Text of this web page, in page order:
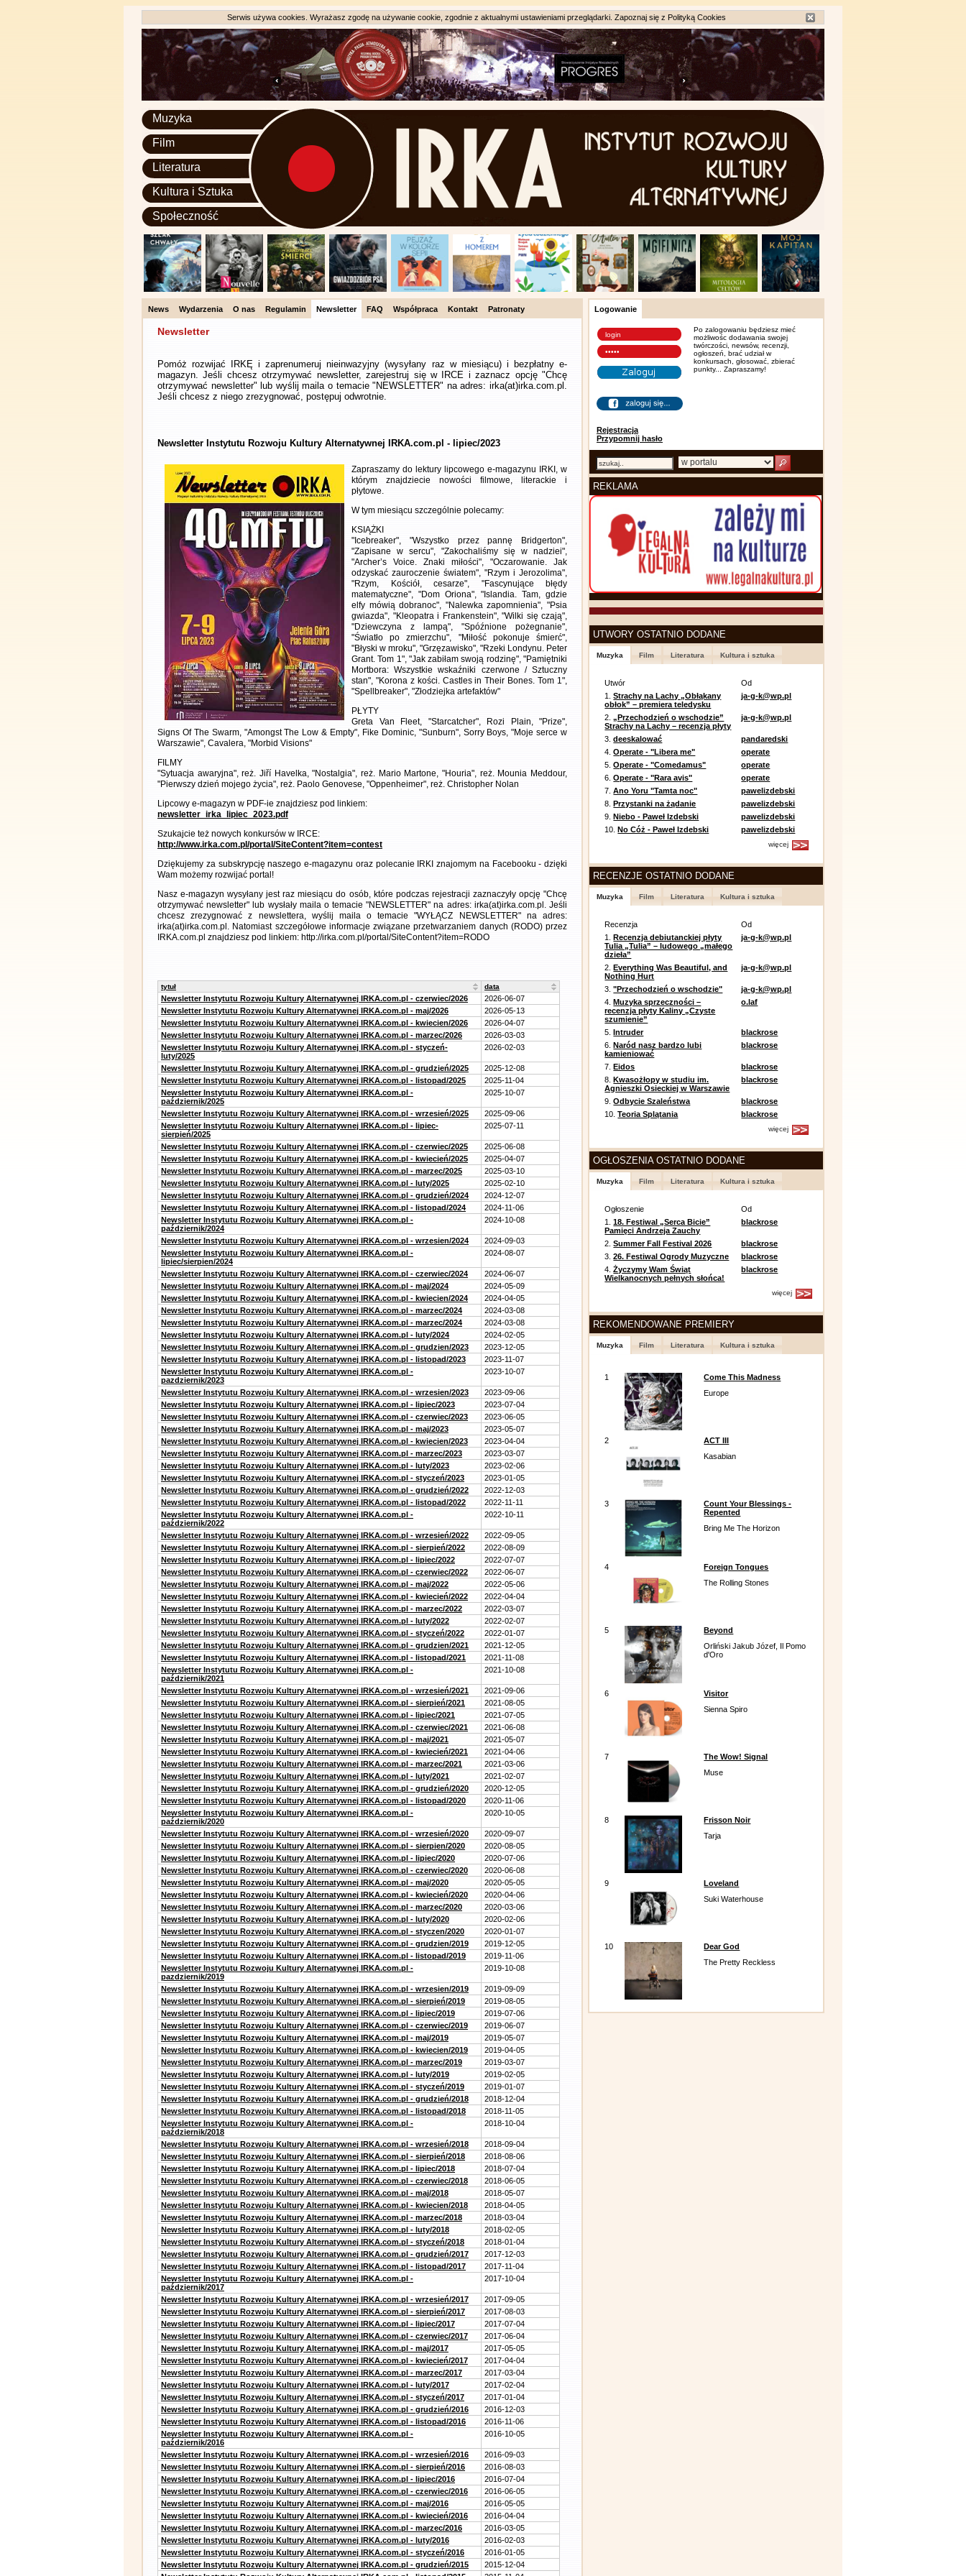
Serwis używa cookies. Wyrażasz zgodę na używanie cookie, zgodnie z aktualnymi ustawieniami przeglądarki. Zapoznaj się z Polityką Cookies
Muzyka
Film
Literatura
Kultura i Sztuka
Społeczność
News Wydarzenia O nas Regulamin Newsletter FAQ Współpraca Kontakt Patronaty
Newsletter
Pomóż rozwijać IRKĘ i zaprenumeruj nieinwazyjny (wysyłany raz w miesiącu) i bezpłatny e-
magazyn. Jeśli chcesz otrzymywać newsletter, zarejestruj się w IRCE i zaznacz opcję "Chcę
otrzymywać newsletter" lub wyślij maila o temacie "NEWSLETTER" na adres: irka(at)irka.com.pl.
Jeśli chcesz z niego zrezygnować, postępuj odwrotnie.
Newsletter Instytutu Rozwoju Kultury Alternatywnej IRKA.com.pl - lipiec/2023
Zapraszamy do lektury lipcowego e-magazynu IRKI, w
którym znajdziecie nowości filmowe, literackie i
płytowe.
W tym miesiącu szczególnie polecamy:
KSIĄŻKI
"Icebreaker", "Wszystko przez pannę Bridgerton",
"Zapisane w sercu", "Zakochaliśmy się w nadziei",
"Archer’s Voice. Znaki miłości", "Oczarowanie. Jak
odzyskać zauroczenie światem", "Rzym i Jerozolima",
"Rzym, Kościół, cesarze", "Fascynujące błędy
matematyczne", "Dom Oriona", "Islandia. Tam, gdzie
elfy mówią dobranoc", "Nalewka zapomnienia", "Psia
gwiazda", "Kleopatra i Frankenstein", "Wilki się czają",
"Dziewczyna z lampą", "Spóźnione pożegnanie",
"Światło po zmierzchu", "Miłość pokonuje śmierć",
"Błyski w mroku", "Grzęzawisko", "Rzeki Londynu. Peter
Grant. Tom 1", "Jak zabiłam swoją rodzinę", "Pamiętniki
Mortbora: Wszystkie wskaźniki czerwone / Sztuczny
stan", "Korona z kości. Castles in Their Bones. Tom 1",
"Spellbreaker", "Złodziejka artefaktów"
PŁYTY
Greta Van Fleet, "Starcatcher", Rozi Plain, "Prize",
Signs Of The Swarm, "Amongst The Low & Empty", Fike Dominic, "Sunburn", Sorry Boys, "Moje serce w
Warszawie", Cavalera, "Morbid Visions"
FILMY
"Sytuacja awaryjna", reż. Jiří Havelka, "Nostalgia", reż. Mario Martone, "Houria", reż. Mounia Meddour,
"Pierwszy dzień mojego życia", reż. Paolo Genovese, "Oppenheimer", reż. Christopher Nolan
Lipcowy e-magazyn w PDF-ie znajdziesz pod linkiem:
newsletter_irka_lipiec_2023.pdf
Szukajcie też nowych konkursów w IRCE:
http://www.irka.com.pl/portal/SiteContent?item=contest
Dziękujemy za subskrypcję naszego e-magazynu oraz polecanie IRKI znajomym na Facebooku - dzięki
Wam możemy rozwijać portal!
Nasz e-magazyn wysyłany jest raz miesiącu do osób, które podczas rejestracji zaznaczyły opcję "Chcę
otrzymywać newsletter" lub wysłały maila o temacie "NEWSLETTER" na adres: irka(at)irka.com.pl. Jeśli
chcesz zrezygnować z newslettera, wyślij maila o temacie "WYŁĄCZ NEWSLETTER" na adres:
irka(at)irka.com.pl. Natomiast szczegółowe informacje związane przetwarzaniem danych (RODO) przez
IRKA.com.pl znajdziesz pod linkiem: http://irka.com.pl/portal/SiteContent?item=RODO
tytuł data
Newsletter Instytutu Rozwoju Kultury Alternatywnej IRKA.com.pl - czerwiec/2026
2026-06-07
Newsletter Instytutu Rozwoju Kultury Alternatywnej IRKA.com.pl - maj/2026
2026-05-13
Newsletter Instytutu Rozwoju Kultury Alternatywnej IRKA.com.pl - kwiecien/2026
2026-04-07
Newsletter Instytutu Rozwoju Kultury Alternatywnej IRKA.com.pl - marzec/2026
2026-03-03
Newsletter Instytutu Rozwoju Kultury Alternatywnej IRKA.com.pl - styczeń-
luty/2025
2026-02-03
Newsletter Instytutu Rozwoju Kultury Alternatywnej IRKA.com.pl - grudzień/2025
2025-12-08
Newsletter Instytutu Rozwoju Kultury Alternatywnej IRKA.com.pl - listopad/2025
2025-11-04
Newsletter Instytutu Rozwoju Kultury Alternatywnej IRKA.com.pl -
październik/2025
2025-10-07
Newsletter Instytutu Rozwoju Kultury Alternatywnej IRKA.com.pl - wrzesień/2025
2025-09-06
Newsletter Instytutu Rozwoju Kultury Alternatywnej IRKA.com.pl - lipiec-
sierpień/2025
2025-07-11
Newsletter Instytutu Rozwoju Kultury Alternatywnej IRKA.com.pl - czerwiec/2025
2025-06-08
Newsletter Instytutu Rozwoju Kultury Alternatywnej IRKA.com.pl - kwiecień/2025
2025-04-07
Newsletter Instytutu Rozwoju Kultury Alternatywnej IRKA.com.pl - marzec/2025
2025-03-10
Newsletter Instytutu Rozwoju Kultury Alternatywnej IRKA.com.pl - luty/2025
2025-02-10
Newsletter Instytutu Rozwoju Kultury Alternatywnej IRKA.com.pl - grudzień/2024
2024-12-07
Newsletter Instytutu Rozwoju Kultury Alternatywnej IRKA.com.pl - listopad/2024
2024-11-06
Newsletter Instytutu Rozwoju Kultury Alternatywnej IRKA.com.pl -
październik/2024
2024-10-08
Newsletter Instytutu Rozwoju Kultury Alternatywnej IRKA.com.pl - wrzesien/2024
2024-09-03
Newsletter Instytutu Rozwoju Kultury Alternatywnej IRKA.com.pl -
lipiec/sierpien/2024
2024-08-07
Newsletter Instytutu Rozwoju Kultury Alternatywnej IRKA.com.pl - czerwiec/2024
2024-06-07
Newsletter Instytutu Rozwoju Kultury Alternatywnej IRKA.com.pl - maj/2024
2024-05-09
Newsletter Instytutu Rozwoju Kultury Alternatywnej IRKA.com.pl - kwiecien/2024
2024-04-05
Newsletter Instytutu Rozwoju Kultury Alternatywnej IRKA.com.pl - marzec/2024
2024-03-08
Newsletter Instytutu Rozwoju Kultury Alternatywnej IRKA.com.pl - marzec/2024
2024-03-08
Newsletter Instytutu Rozwoju Kultury Alternatywnej IRKA.com.pl - luty/2024
2024-02-05
Newsletter Instytutu Rozwoju Kultury Alternatywnej IRKA.com.pl - grudzien/2023
2023-12-05
Newsletter Instytutu Rozwoju Kultury Alternatywnej IRKA.com.pl - listopad/2023
2023-11-07
Newsletter Instytutu Rozwoju Kultury Alternatywnej IRKA.com.pl -
pazdziernik/2023
2023-10-07
Newsletter Instytutu Rozwoju Kultury Alternatywnej IRKA.com.pl - wrzesien/2023
2023-09-06
Newsletter Instytutu Rozwoju Kultury Alternatywnej IRKA.com.pl - lipiec/2023
2023-07-04
Newsletter Instytutu Rozwoju Kultury Alternatywnej IRKA.com.pl - czerwiec/2023
2023-06-05
Newsletter Instytutu Rozwoju Kultury Alternatywnej IRKA.com.pl - maj/2023
2023-05-07
Newsletter Instytutu Rozwoju Kultury Alternatywnej IRKA.com.pl - kwiecien/2023
2023-04-04
Newsletter Instytutu Rozwoju Kultury Alternatywnej IRKA.com.pl - marzec/2023
2023-03-07
Newsletter Instytutu Rozwoju Kultury Alternatywnej IRKA.com.pl - luty/2023
2023-02-06
Newsletter Instytutu Rozwoju Kultury Alternatywnej IRKA.com.pl - styczeń/2023
2023-01-05
Newsletter Instytutu Rozwoju Kultury Alternatywnej IRKA.com.pl - grudzień/2022
2022-12-03
Newsletter Instytutu Rozwoju Kultury Alternatywnej IRKA.com.pl - listopad/2022
2022-11-11
Newsletter Instytutu Rozwoju Kultury Alternatywnej IRKA.com.pl -
październik/2022
2022-10-11
Newsletter Instytutu Rozwoju Kultury Alternatywnej IRKA.com.pl - wrzesień/2022
2022-09-05
Newsletter Instytutu Rozwoju Kultury Alternatywnej IRKA.com.pl - sierpień/2022
2022-08-09
Newsletter Instytutu Rozwoju Kultury Alternatywnej IRKA.com.pl - lipiec/2022
2022-07-07
Newsletter Instytutu Rozwoju Kultury Alternatywnej IRKA.com.pl - czerwiec/2022
2022-06-07
Newsletter Instytutu Rozwoju Kultury Alternatywnej IRKA.com.pl - maj/2022
2022-05-06
Newsletter Instytutu Rozwoju Kultury Alternatywnej IRKA.com.pl - kwiecień/2022
2022-04-04
Newsletter Instytutu Rozwoju Kultury Alternatywnej IRKA.com.pl - marzec/2022
2022-03-07
Newsletter Instytutu Rozwoju Kultury Alternatywnej IRKA.com.pl - luty/2022
2022-02-07
Newsletter Instytutu Rozwoju Kultury Alternatywnej IRKA.com.pl - styczeń/2022
2022-01-07
Newsletter Instytutu Rozwoju Kultury Alternatywnej IRKA.com.pl - grudzien/2021
2021-12-05
Newsletter Instytutu Rozwoju Kultury Alternatywnej IRKA.com.pl - listopad/2021
2021-11-08
Newsletter Instytutu Rozwoju Kultury Alternatywnej IRKA.com.pl -
październik/2021
2021-10-08
Newsletter Instytutu Rozwoju Kultury Alternatywnej IRKA.com.pl - wrzesień/2021
2021-09-06
Newsletter Instytutu Rozwoju Kultury Alternatywnej IRKA.com.pl - sierpień/2021
2021-08-05
Newsletter Instytutu Rozwoju Kultury Alternatywnej IRKA.com.pl - lipiec/2021
2021-07-05
Newsletter Instytutu Rozwoju Kultury Alternatywnej IRKA.com.pl - czerwiec/2021
2021-06-08
Newsletter Instytutu Rozwoju Kultury Alternatywnej IRKA.com.pl - maj/2021
2021-05-07
Newsletter Instytutu Rozwoju Kultury Alternatywnej IRKA.com.pl - kwiecień/2021
2021-04-06
Newsletter Instytutu Rozwoju Kultury Alternatywnej IRKA.com.pl - marzec/2021
2021-03-06
Newsletter Instytutu Rozwoju Kultury Alternatywnej IRKA.com.pl - luty/2021
2021-02-07
Newsletter Instytutu Rozwoju Kultury Alternatywnej IRKA.com.pl - grudzień/2020
2020-12-05
Newsletter Instytutu Rozwoju Kultury Alternatywnej IRKA.com.pl - listopad/2020
2020-11-06
Newsletter Instytutu Rozwoju Kultury Alternatywnej IRKA.com.pl -
październik/2020
2020-10-05
Newsletter Instytutu Rozwoju Kultury Alternatywnej IRKA.com.pl - wrzesień/2020
2020-09-07
Newsletter Instytutu Rozwoju Kultury Alternatywnej IRKA.com.pl - sierpien/2020
2020-08-05
Newsletter Instytutu Rozwoju Kultury Alternatywnej IRKA.com.pl - lipiec/2020
2020-07-06
Newsletter Instytutu Rozwoju Kultury Alternatywnej IRKA.com.pl - czerwiec/2020
2020-06-08
Newsletter Instytutu Rozwoju Kultury Alternatywnej IRKA.com.pl - maj/2020
2020-05-05
Newsletter Instytutu Rozwoju Kultury Alternatywnej IRKA.com.pl - kwiecień/2020
2020-04-06
Newsletter Instytutu Rozwoju Kultury Alternatywnej IRKA.com.pl - marzec/2020
2020-03-06
Newsletter Instytutu Rozwoju Kultury Alternatywnej IRKA.com.pl - luty/2020
2020-02-06
Newsletter Instytutu Rozwoju Kultury Alternatywnej IRKA.com.pl - styczen/2020
2020-01-07
Newsletter Instytutu Rozwoju Kultury Alternatywnej IRKA.com.pl - grudzien/2019
2019-12-05
Newsletter Instytutu Rozwoju Kultury Alternatywnej IRKA.com.pl - listopad/2019
2019-11-06
Newsletter Instytutu Rozwoju Kultury Alternatywnej IRKA.com.pl -
pazdziernik/2019
2019-10-08
Newsletter Instytutu Rozwoju Kultury Alternatywnej IRKA.com.pl - wrzesien/2019
2019-09-09
Newsletter Instytutu Rozwoju Kultury Alternatywnej IRKA.com.pl - sierpień/2019
2019-08-05
Newsletter Instytutu Rozwoju Kultury Alternatywnej IRKA.com.pl - lipiec/2019
2019-07-06
Newsletter Instytutu Rozwoju Kultury Alternatywnej IRKA.com.pl - czerwiec/2019
2019-06-07
Newsletter Instytutu Rozwoju Kultury Alternatywnej IRKA.com.pl - maj/2019
2019-05-07
Newsletter Instytutu Rozwoju Kultury Alternatywnej IRKA.com.pl - kwiecien/2019
2019-04-05
Newsletter Instytutu Rozwoju Kultury Alternatywnej IRKA.com.pl - marzec/2019
2019-03-07
Newsletter Instytutu Rozwoju Kultury Alternatywnej IRKA.com.pl - luty/2019
2019-02-05
Newsletter Instytutu Rozwoju Kultury Alternatywnej IRKA.com.pl - styczeń/2019
2019-01-07
Newsletter Instytutu Rozwoju Kultury Alternatywnej IRKA.com.pl - grudzień/2018
2018-12-04
Newsletter Instytutu Rozwoju Kultury Alternatywnej IRKA.com.pl - listopad/2018
2018-11-05
Newsletter Instytutu Rozwoju Kultury Alternatywnej IRKA.com.pl -
październik/2018
2018-10-04
Newsletter Instytutu Rozwoju Kultury Alternatywnej IRKA.com.pl - wrzesień/2018
2018-09-04
Newsletter Instytutu Rozwoju Kultury Alternatywnej IRKA.com.pl - sierpień/2018
2018-08-06
Newsletter Instytutu Rozwoju Kultury Alternatywnej IRKA.com.pl - lipiec/2018
2018-07-04
Newsletter Instytutu Rozwoju Kultury Alternatywnej IRKA.com.pl - czerwiec/2018
2018-06-05
Newsletter Instytutu Rozwoju Kultury Alternatywnej IRKA.com.pl - maj/2018
2018-05-07
Newsletter Instytutu Rozwoju Kultury Alternatywnej IRKA.com.pl - kwiecien/2018
2018-04-05
Newsletter Instytutu Rozwoju Kultury Alternatywnej IRKA.com.pl - marzec/2018
2018-03-04
Newsletter Instytutu Rozwoju Kultury Alternatywnej IRKA.com.pl - luty/2018
2018-02-05
Newsletter Instytutu Rozwoju Kultury Alternatywnej IRKA.com.pl - styczeń/2018
2018-01-04
Newsletter Instytutu Rozwoju Kultury Alternatywnej IRKA.com.pl - grudzień/2017
2017-12-03
Newsletter Instytutu Rozwoju Kultury Alternatywnej IRKA.com.pl - listopad/2017
2017-11-04
Newsletter Instytutu Rozwoju Kultury Alternatywnej IRKA.com.pl -
październik/2017
2017-10-04
Newsletter Instytutu Rozwoju Kultury Alternatywnej IRKA.com.pl - wrzesień/2017
2017-09-05
Newsletter Instytutu Rozwoju Kultury Alternatywnej IRKA.com.pl - sierpień/2017
2017-08-03
Newsletter Instytutu Rozwoju Kultury Alternatywnej IRKA.com.pl - lipiec/2017
2017-07-04
Newsletter Instytutu Rozwoju Kultury Alternatywnej IRKA.com.pl - czerwiec/2017
2017-06-04
Newsletter Instytutu Rozwoju Kultury Alternatywnej IRKA.com.pl - maj/2017
2017-05-05
Newsletter Instytutu Rozwoju Kultury Alternatywnej IRKA.com.pl - kwiecień/2017
2017-04-04
Newsletter Instytutu Rozwoju Kultury Alternatywnej IRKA.com.pl - marzec/2017
2017-03-04
Newsletter Instytutu Rozwoju Kultury Alternatywnej IRKA.com.pl - luty/2017
2017-02-04
Newsletter Instytutu Rozwoju Kultury Alternatywnej IRKA.com.pl - styczeń/2017
2017-01-04
Newsletter Instytutu Rozwoju Kultury Alternatywnej IRKA.com.pl - grudzień/2016
2016-12-03
Newsletter Instytutu Rozwoju Kultury Alternatywnej IRKA.com.pl - listopad/2016
2016-11-06
Newsletter Instytutu Rozwoju Kultury Alternatywnej IRKA.com.pl -
październik/2016
2016-10-05
Newsletter Instytutu Rozwoju Kultury Alternatywnej IRKA.com.pl - wrzesień/2016
2016-09-03
Newsletter Instytutu Rozwoju Kultury Alternatywnej IRKA.com.pl - sierpień/2016
2016-08-03
Newsletter Instytutu Rozwoju Kultury Alternatywnej IRKA.com.pl - lipiec/2016
2016-07-04
Newsletter Instytutu Rozwoju Kultury Alternatywnej IRKA.com.pl - czerwiec/2016
2016-06-05
Newsletter Instytutu Rozwoju Kultury Alternatywnej IRKA.com.pl - maj/2016
2016-05-05
Newsletter Instytutu Rozwoju Kultury Alternatywnej IRKA.com.pl - kwiecień/2016
2016-04-04
Newsletter Instytutu Rozwoju Kultury Alternatywnej IRKA.com.pl - marzec/2016
2016-03-05
Newsletter Instytutu Rozwoju Kultury Alternatywnej IRKA.com.pl - luty/2016
2016-02-03
Newsletter Instytutu Rozwoju Kultury Alternatywnej IRKA.com.pl - styczeń/2016
2016-01-05
Newsletter Instytutu Rozwoju Kultury Alternatywnej IRKA.com.pl - grudzień/2015
2015-12-04
Logowanie
Rejestracja
Przypomnij hasło
Po zalogowaniu będziesz mieć
możliwośc dodawania swojej
twórczości, newsów, recenzji,
ogłoszeń, brać udział w
konkursach, głosować, zbierać
punkty... Zapraszamy!
REKLAMA
UTWORY OSTATNIO DODANE
Muzyka Film Literatura Kultura i sztuka
Utwór
Od
1.Strachy na Lachy „Obłąkany
obłok” – premiera teledysku
ja-g-k@wp.pl
2.„Przechodzień o wschodzie”
Strachy na Lachy – recenzja płyty
ja-g-k@wp.pl
3.deeskalować
pandaredski
4.Operate - "Libera me"
operate
5.Operate - "Comedamus"
operate
6.Operate - "Rara avis"
operate
7.Ano Yoru "Tamta noc"
pawelizdebski
8.Przystanki na żądanie
pawelizdebski
9.Niebo - Paweł Izdebski
pawelizdebski
10.No Cóż - Paweł Izdebski pawelizdebski
więcej
RECENZJE OSTATNIO DODANE
Muzyka Film Literatura Kultura i sztuka
Recenzja
Od
1.Recenzja debiutanckiej płyty
Tulia „Tulia” – ludowego „małego
dzieła”
ja-g-k@wp.pl
2.Everything Was Beautiful, and
Nothing Hurt
ja-g-k@wp.pl
3."Przechodzień o wschodzie"
ja-g-k@wp.pl
4.Muzyka sprzeczności –
recenzja płyty Kaliny „Czyste
szumienie”
o.laf
5.Intruder
blackrose
6.Naród nasz bardzo lubi
kamieniować
blackrose
7.Eidos
blackrose
8.Kwasożłopy w studiu im.
Agnieszki Osieckiej w Warszawie
blackrose
9.Odbycie Szaleństwa
blackrose
10.Teoria Splątania blackrose
więcej
OGŁOSZENIA OSTATNIO DODANE
Muzyka Film Literatura Kultura i sztuka
Ogłoszenie
Od
1.18. Festiwal „Serca Bicie”
Pamięci Andrzeja Zauchy
blackrose
2.Summer Fall Festival 2026
blackrose
3.26. Festiwal Ogrody Muzyczne
blackrose
4.Życzymy Wam Świąt
Wielkanocnych pełnych słońca!
blackrose
więcej
REKOMENDOWANE PREMIERY
Muzyka Film Literatura Kultura i sztuka
1
Come This Madness
Europe
2
ACT III
Kasabian
3
Count Your Blessings -
Repented
Bring Me The Horizon
4
Foreign Tongues
The Rolling Stones
5
Beyond
Orliński Jakub Józef, Il Pomo
d'Oro
6
Visitor
Sienna Spiro
7
The Wow! Signal
Muse
8
Frisson Noir
Tarja
9
Loveland
Suki Waterhouse
10
Dear God
The Pretty Reckless